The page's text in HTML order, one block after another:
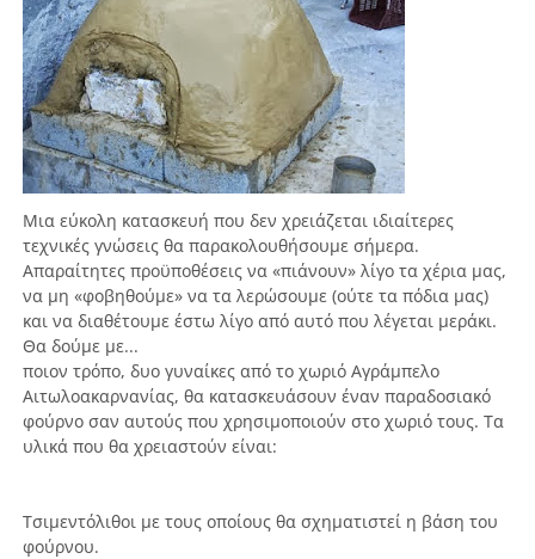
Μια εύκολη κατασκευή που δεν χρειάζεται ιδιαίτερες
τεχνικές γνώσεις θα παρακολουθήσουμε σήμερα.
Απαραίτητες προϋποθέσεις να «πιάνουν» λίγο τα χέρια μας,
να μη «φοβηθούμε» να τα λερώσουμε (ούτε τα πόδια μας)
και να διαθέτουμε έστω λίγο από αυτό που λέγεται μεράκι.
Θα δούμε με...
ποιον τρόπο, δυο γυναίκες από το χωριό Αγράμπελο
Αιτωλοακαρνανίας, θα κατασκευάσουν έναν παραδοσιακό
φούρνο σαν αυτούς που χρησιμοποιούν στο χωριό τους. Τα
υλικά που θα χρειαστούν είναι:
Τσιμεντόλιθοι με τους οποίους θα σχηματιστεί η βάση του
φούρνου.